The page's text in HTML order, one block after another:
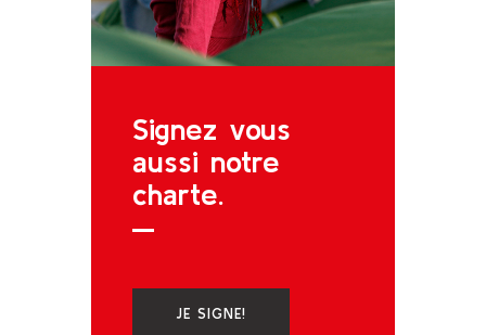
Signez vous
aussi notre
charte.
JE SIGNE!